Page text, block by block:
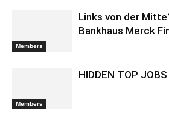
Members
Links von der
Bankhaus Merck
Members
HIDDEN TOP JOBS